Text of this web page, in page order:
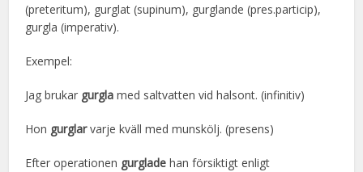
(preteritum), gurglat (supinum), gurglande (pres.particip),
gurgla (imperativ).
Exempel:
Jag brukar gurgla med saltvatten vid halsont. (infinitiv)
Hon gurglarvarje kväll med munskölj. (presens)
Efter operationen gurglade han försiktigt enligt